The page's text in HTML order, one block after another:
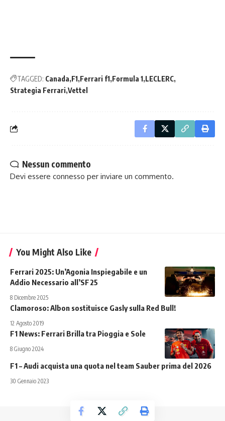
TAGGED: Canada F1 Ferrari f1 Formula 1 LECLERC
Strategia Ferrari Vettel
Nessun commento
Devi essere connesso per inviare un commento.
You Might Also Like
Ferrari 2025: Un’Agonia Inspiegabile e un
Addio Necessario all’SF25
8 Dicembre 2025
Clamoroso: Albon sostituisce Gasly sulla Red Bull!
12 Agosto 2019
F1 News: Ferrari Brilla tra Pioggia e Sole
8 Giugno 2024
F1 – Audi acquista una quota nel team Sauber prima del 2026
30 Gennaio 2023